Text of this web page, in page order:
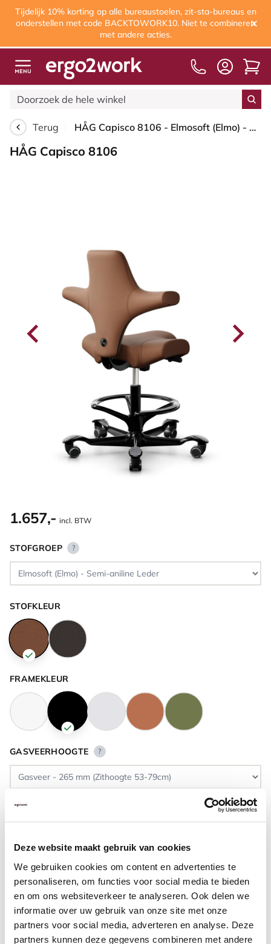
Deze website maakt gebruik van cookies
We gebruiken cookies om content en advertenties te
personaliseren, om functies voor social media te bieden
en om ons websiteverkeer te analyseren. Ook delen we
informatie over uw gebruik van onze site met onze
partners voor social media, adverteren en analyse. Deze
partners kunnen deze gegevens combineren met andere
Tijdelijk 10% korting op alle bureaustoelen, zit-sta-bureaus en
onderstellen met code BACKTOWORK10. Niet te combineren
met andere acties.
Terug HÅG Capisco 8106 - Elmosoft (Elmo) - Semi-aniline Leder - EL33004 - Cognac - Framekleur - Zwart - Gasveer - 265 mm (Zithoogte 53-79cm) - Vloercontact - Harde wielen t.b.v. zachte vloeren - Voetenring - Ja, in framekleur - Voetster - Nee, voetster in fr...
HÅG Capisco 8106
1.657,- incl. BTW
STOFGROEP ?
STOFKLEUR
FRAMEKLEUR
GASVEERHOOGTE ?
VLOERCONTACT
VOETENRING ?
VOETENSTER IN GEPOLIJST ALUMINIUM ?